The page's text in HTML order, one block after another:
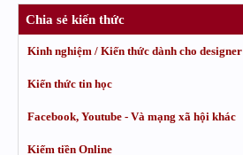
Chia sẻ kiến thức
Kinh nghiệm / Kiến thức dành cho designer
Kiến thức tin học
Facebook, Youtube - Và mạng xã hội khác
Kiếm tiền Online